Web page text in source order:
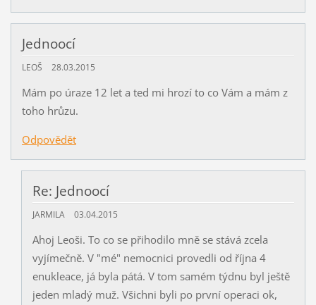
Jednoocí
LEOŠ 28.03.2015
Mám po úraze 12 let a ted mi hrozí to co Vám a mám z
toho hrůzu.
Odpovědět
Re: Jednoocí
JARMILA 03.04.2015
Ahoj Leoši. To co se přihodilo mně se stává zcela
vyjímečně. V "mé" nemocnici provedli od října 4
enukleace, já byla pátá. V tom samém týdnu byl ještě
jeden mladý muž. Všichni byli po první operaci ok,